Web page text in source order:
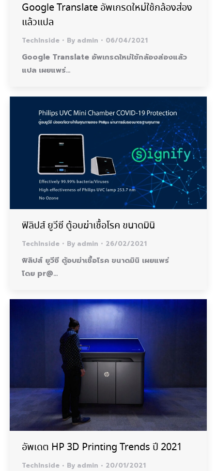
Google Translate อัพเกรดใหม่ใช้กล้องส่อง
แล้วแปล
TechInside By admin 06/04/2021
Google Translate อัพเกรดใหม่ใช้กล้องส่องแล้ว
แปล เผยแพร่…
ฟิลิปส์ ยูวีซี ตู้อบฆ่าเชื้อโรค ขนาดมินิ
TechInside By admin 26/02/2021
ฟิลิปส์ ยูวีซี ตู้อบฆ่าเชื้อโรค ขนาดมินิ เผยแพร่
โดย pr@…
อัพเดต HP 3D Printing Trends ปี 2021
TechInside By admin 20/01/2021